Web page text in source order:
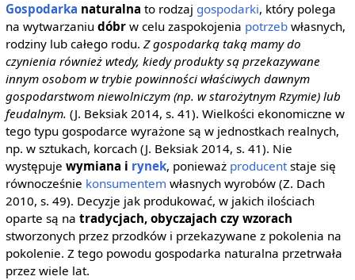
Gospodarka naturalna to rodzaj gospodarki, który polega
na wytwarzaniu dóbrw celu zaspokojenia potrzebwłasnych,
rodziny lub całego rodu. Z gospodarką taką mamy do
czynienia również wtedy, kiedy produkty są przekazywane
innym osobom w trybie powinności właściwych dawnym
gospodarstwom niewolniczym (np. w starożytnym Rzymie) lub
feudalnym. (J. Beksiak 2014, s. 41). Wielkości ekonomiczne w
tego typu gospodarce wyrażone są w jednostkach realnych,
np. w sztukach, korcach (J. Beksiak 2014, s. 41). Nie
występuje wymiana i rynek, ponieważ producentstaje się
równocześnie konsumentem własnych wyrobów (Z. Dach
2010, s. 49). Decyzje jak produkować, w jakich ilościach
oparte są na tradycjach, obyczajach czy wzorach
stworzonych przez przodków i przekazywane z pokolenia na
pokolenie. Z tego powodu gospodarka naturalna przetrwała
przez wiele lat.